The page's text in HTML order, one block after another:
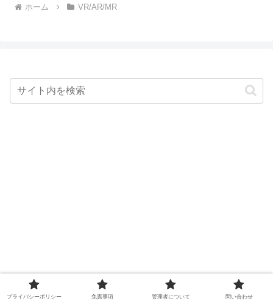
ホーム VR/AR/MR
プライバシーポリシー 免責事項 管理者について 問い合わせ